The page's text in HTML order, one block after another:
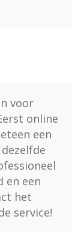
voor
online
een
en een
het
service!